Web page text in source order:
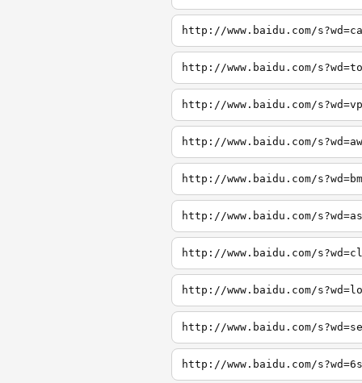
http://www.baidu.com/
http://www.baidu.com/
http://www.baidu.com/
http://www.baidu.com/
http://www.baidu.com/
http://www.baidu.com/
http://www.baidu.com/
http://www.baidu.com/
http://www.baidu.com/
http://www.baidu.com/